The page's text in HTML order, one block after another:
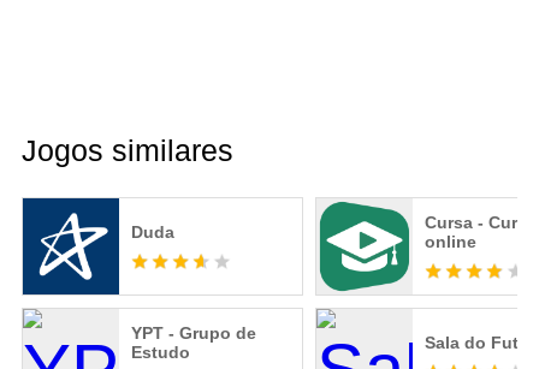
Jogos similares
Duda
Cursa -
online
YPT - Grupo de
Estudo
Sala do